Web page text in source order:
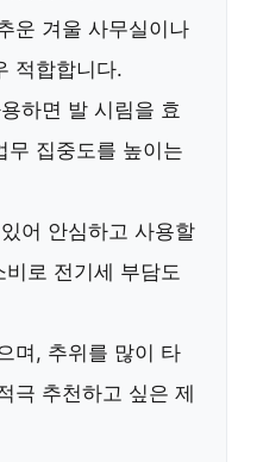
운 겨울 사무실이나
적합합니다.
하면 발 시림을 효
무 집중도를 높이는
어 안심하고 사용할
비 로 전기세 부담도
며, 추위를 많이 타
극 추천하고 싶은 제